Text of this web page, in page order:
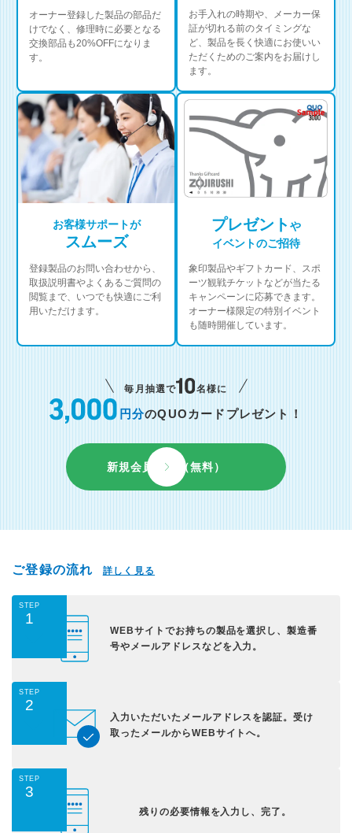
オーナー登録した製品の部品だ
けでなく、修理時に必要となる
交換部品も20%OFFになりま
す。
お手入れの時期や、メーカー保
証が切れる前のタイミングな
ど、製品を長く快適にお使いい
ただくためのご案内をお届けし
ます。
お客様サポートが
スムーズ
登録製品のお問い合わせから、
取扱説明書やよくあるご質問の
閲覧まで、いつでも快適にご利
用いただけます。
プレゼントや
イベントのご招待
象印製品やギフトカード、スポ
ーツ観戦チケットなどが当たる
キャンペーンに応募できます。
オーナー様限定の特別イベント
も随時開催しています。
毎月抽選で 名様に
円分のQUOカードプレゼント！
新規会員登録（無料）
ご登録の流れ 詳しく見る
STEP
1
WEBサイトでお持ちの製品を選択し、製造番
号やメールアドレスなどを入力。
STEP
2
入力いただいた メールアドレスを認証。受け
取ったメールからWEBサイトへ。
STEP
3
残りの必要情報を入力し、完了。